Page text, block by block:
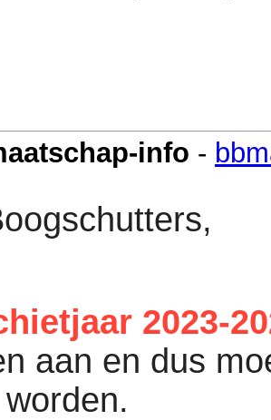
info -
2023-
aan en dus